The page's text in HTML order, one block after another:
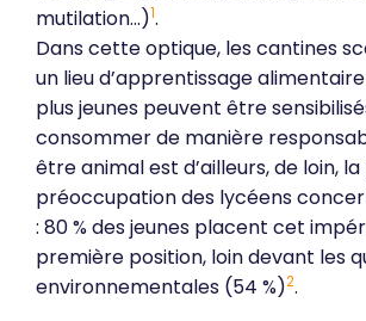
mutilation…)1.
Dans cette optique, les cantines
un lieu d’apprentissage
plus jeunes peuvent être
consommer de manière
être animal est d’ailleurs, de loin,
préoccupation des lycéens
: 80 % des jeunes placent cet
première position, loin devant les
environnementales (54 %)2.